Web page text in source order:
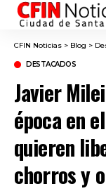
CFIN Noticias > Blog >
DESTACADOS
Javier
época en
quieren
chorros y